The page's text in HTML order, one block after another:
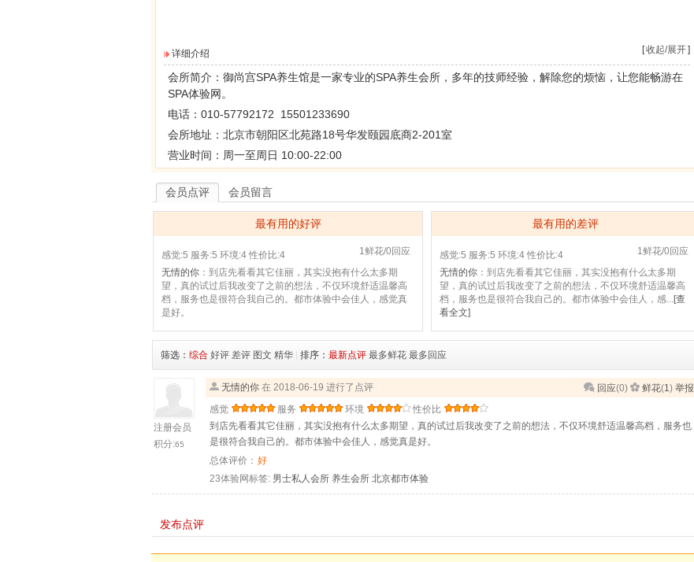
[收起/展开]
详细介绍
会所简介： 御尚宫SPA养生馆是一家专业的SPA养生会所，多年的技师经验，解除您的烦恼，让您能畅游在
SPA体验网。
电话：010-57792172 15501233690
会所地址：北京市朝阳区北苑路18号华发颐园底商2-201室
营业时间：周一至周日 10:00-22:00
会员点评 会员留言
最有用的好评
1鲜花/0回应
感觉:5 服务:5 环境:4 性价比:4
无情的你 ：到店先看看其它佳丽，其实没抱有什么太多期
望，真的试过后我改变了之前的想法，不仅环境舒适温馨高
档，服务也是很符合我自己的。都市体验中会佳人，感觉真
是好。
最有用的差评
1鲜花/0回应
感觉:5 服务:5 环境:4 性价比:4
无情的你：到店先看看其它佳丽，其实没抱有什么太多期
望，真的试过后我改变了之前的想法，不仅环境舒适温馨高
档，服务也是很符合我自己的。都市体验中会佳人，感...[查
看全文]
筛选： 综合 好评 差评 图文 精华 排序： 最新点评 最多鲜花 最多回应
注册会员
积分:65
回应(0) 鲜花(1) 举报
无情的你 在 2018-06-19 进行了点评
感觉
服务 环境
性价比
到店先看看其它佳丽，其实没抱有什么太多期望，真的试过后我改变了之前的想法，不仅环境舒适温馨高档，服务也
是很符合我自己的。都市体验中会佳人，感觉真是好。
总体评价： 好
23体验网标签: 男士私人会所 养生会所 北京都市体验
发布点评